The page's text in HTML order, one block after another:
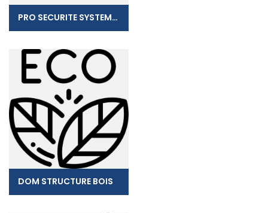
PRO SECURITE SYSTEMES
DOM STRUCTURE BOIS